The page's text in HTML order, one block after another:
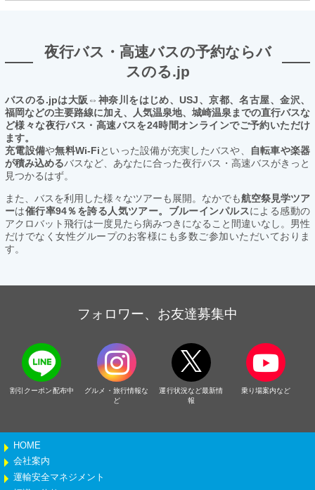
夜行バス・高速バスの予約ならバ
スのる.jp
バスのる.jpは大阪⇔神奈川をはじめ、USJ、京都、名古屋、金沢、
福岡などの主要路線に加え、人気温泉地、城崎温泉までの直行バスな
ど様々な夜行バス・高速バスを24時間オンラインでご予約いただけ
ます。
充電設備や無料Wi-Fiといった設備が充実したバスや、
自転車や楽器
が積み込めるバスなど、あなたに合った夜行バス・高速バスがきっと
見つかるはず。
また、バスを利用した様々なツアーも展開。なかでも航空祭見学ツア
ーは催行率94％を誇る人気ツアー。ブルーインパルスによる感動の
アクロバット飛行は一度見たら病みつきになること間違いなし。男性
だけでなく女性グループのお客様にも多数ご参加いただいておりま
す。
フォロワー、お友達募集中
割引クーポン配布中
グルメ・旅行情報な
ど
運行状況など最新情
報
乗り場案内など
HOME
会社案内
運輸安全マネジメント